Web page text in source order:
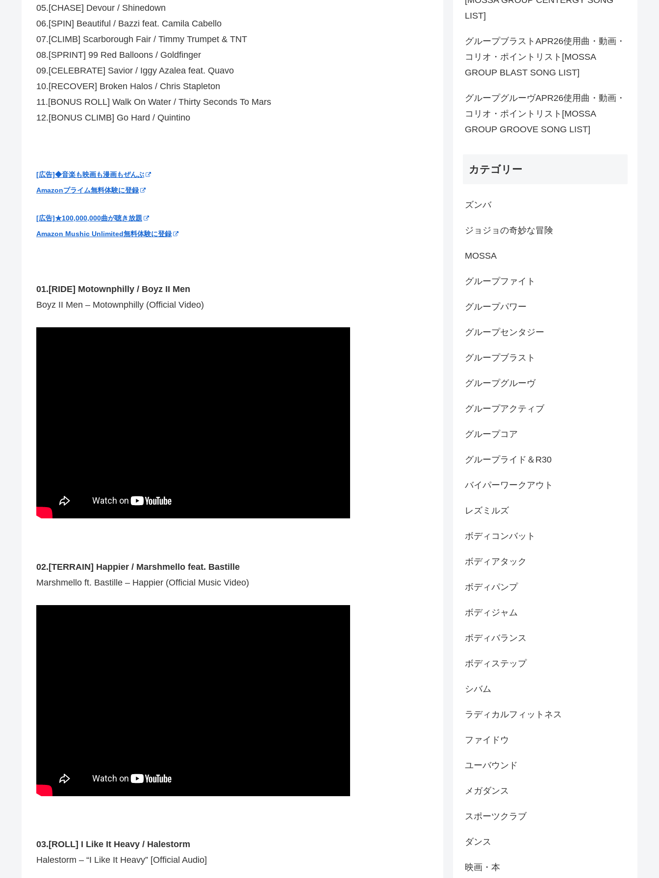
05.[CHASE] Devour / Shinedown
06.[SPIN] Beautiful / Bazzi feat. Camila Cabello
07.[CLIMB] Scarborough Fair / Timmy Trumpet & TNT
08.[SPRINT] 99 Red Balloons / Goldfinger
09.[CELEBRATE] Savior / Iggy Azalea feat. Quavo
10.[RECOVER] Broken Halos / Chris Stapleton
11.[BONUS ROLL] Walk On Water / Thirty Seconds To Mars
12.[BONUS CLIMB] Go Hard / Quintino
[広告]◆音楽も映画も漫画もぜんぶ
Amazonプライム無料体験に登録
[広告]★100,000,000曲が聴き放題
Amazon Mushic Unlimited無料体験に登録
01.[RIDE] Motownphilly / Boyz II Men
Boyz II Men – Motownphilly (Official Video)
02.[TERRAIN] Happier / Marshmello feat. Bastille
Marshmello ft. Bastille – Happier (Official Music Video)
03.[ROLL] I Like It Heavy / Halestorm
Halestorm – “I Like It Heavy” [Official Audio]
LIST]
グループブラストAPR26使用曲・動画・
コリオ・ポイントリスト[MOSSA
GROUP BLAST SONG LIST]
グループグルーヴAPR26使用曲・動画・
コリオ・ポイントリスト[MOSSA
GROUP GROOVE SONG LIST]
カテゴリー
ズンバ
ジョジョの奇妙な冒険
MOSSA
グループファイト
グループパワー
グループセンタジー
グループブラスト
グループグルーヴ
グループアクティブ
グループコア
グループライド＆R30
バイパーワークアウト
レズミルズ
ボディコンバット
ボディアタック
ボディパンプ
ボディジャム
ボディバランス
ボディステップ
シバム
ラディカルフィットネス
ファイドウ
ユーバウンド
メガダンス
スポーツクラブ
ダンス
映画・本